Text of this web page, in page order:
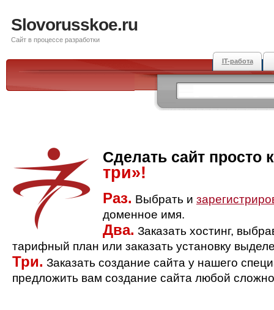
Slovorusskoe.ru
Сайт в процессе разработки
IT-работа
Сделать сайт просто
три»!
Раз. Выбрать и
доменное имя.
Два. Заказать хостинг,
тарифный план или заказать установку
Три. Заказать создание сайта у нашего
предложить вам создание сайта любой